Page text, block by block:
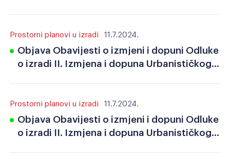
Prostorni planovi u izradi 11.7.2024.
Objava Obavijesti o izmjeni i dopuni Odluke
o izradi II. Izmjena i dopuna Urbanističkog
Prostorni planovi u izradi 11.7.2024.
Objava Obavijesti o izmjeni i dopuni Odluke
o izradi II. Izmjena i dopuna Urbanističkog